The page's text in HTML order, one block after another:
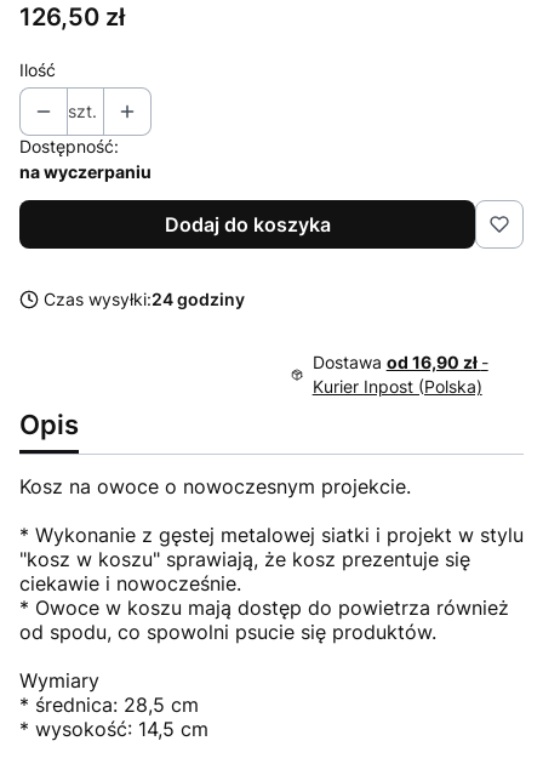
Cena
126,50 zł
Ilość
szt.
Dostępność:
na wyczerpaniu
Dodaj do koszyka
Czas wysyłki:24 godziny
Dostawa od 16,90 zł -
Kurier Inpost (Polska)
Opis
Kosz na owoce o nowoczesnym projekcie.
* Wykonanie z gęstej metalowej siatki i projekt w stylu
"kosz w koszu" sprawiają, że kosz prezentuje się
ciekawie i nowocześnie.
* Owoce w koszu mają dostęp do powietrza również
od spodu, co spowolni psucie się produktów.
Wymiary
* średnica: 28,5 cm
* wysokość: 14,5 cm